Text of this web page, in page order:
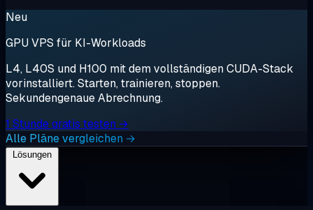
Neu
GPU VPS für KI-Workloads
L4, L40S und H100 mit dem vollständigen CUDA-Stack
vorinstalliert. Starten, trainieren, stoppen.
Sekundengenaue Abrechnung.
1 Stunde gratis testen →
Alle Pläne vergleichen →